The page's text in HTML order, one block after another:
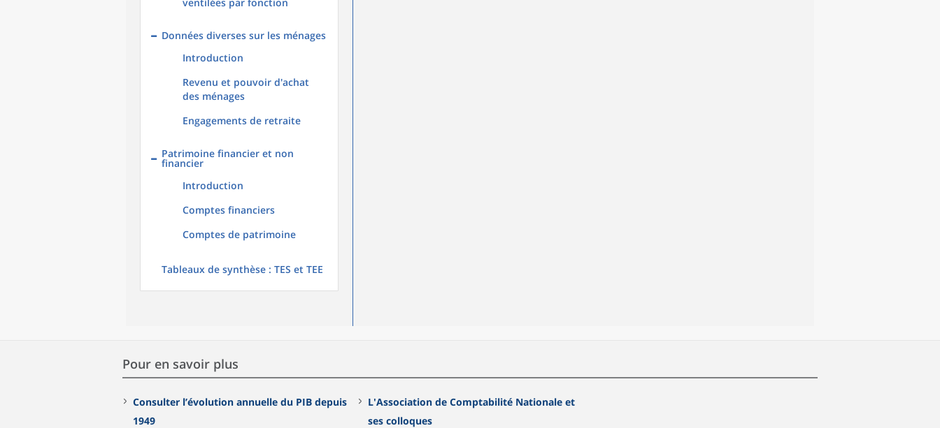
Données diverses sur les ménages
Introduction
Revenu et pouvoir d'achat
des ménages
Engagements de retraite
Patrimoine financier et non
financier
Introduction
Comptes financiers
Comptes de patrimoine
Tableaux de synthèse : TES et TEE
Pour en savoir plus
Consulter l’évolution annuelle du PIB depuis
1949
L'Association de Comptabilité Nationale et
ses colloques